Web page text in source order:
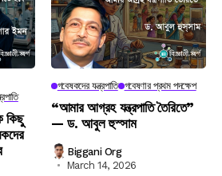
কিছু
গবেষকদের যন্ত্রপাতি গবেষণার প্রথম পদক্ষেপ
“আমার আগ্রহ যন্ত্রপাতি তৈরিতে”
— ড. আবুল হুস্সাম
Biggani Org
March 14, 2026